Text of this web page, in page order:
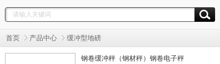
首页 产品中心 缓冲型地磅
钢卷缓冲秤（钢材秤）钢卷电子秤